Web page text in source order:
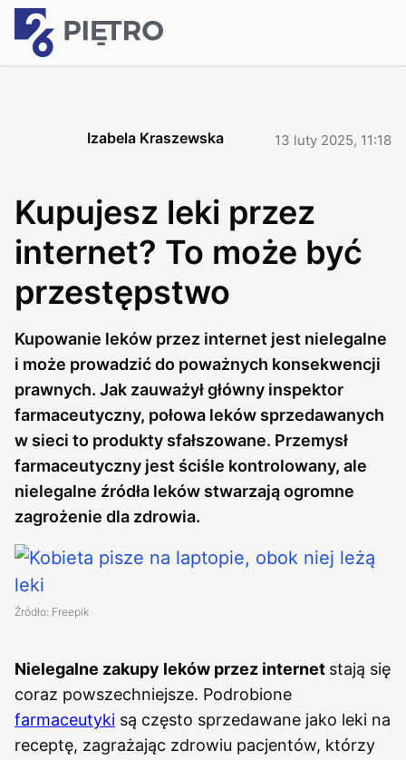
Izabela Kraszewska 13 luty 2025, 11:18
Kupujesz leki przez
internet? To może być
przestępstwo
Kupowanie leków przez internet jest nielegalne
i może prowadzić do poważnych konsekwencji
prawnych. Jak zauważył główny inspektor
farmaceutyczny, połowa leków sprzedawanych
w sieci to produkty sfałszowane. Przemysł
farmaceutyczny jest ściśle kontrolowany, ale
nielegalne źródła leków stwarzają ogromne
zagrożenie dla zdrowia.
Źródło: Freepik
Nielegalne zakupy leków przez internet stają się
coraz powszechniejsze. Podrobione
farmaceutyki są często sprzedawane jako leki na
receptę, zagrażając zdrowiu pacjentów, którzy